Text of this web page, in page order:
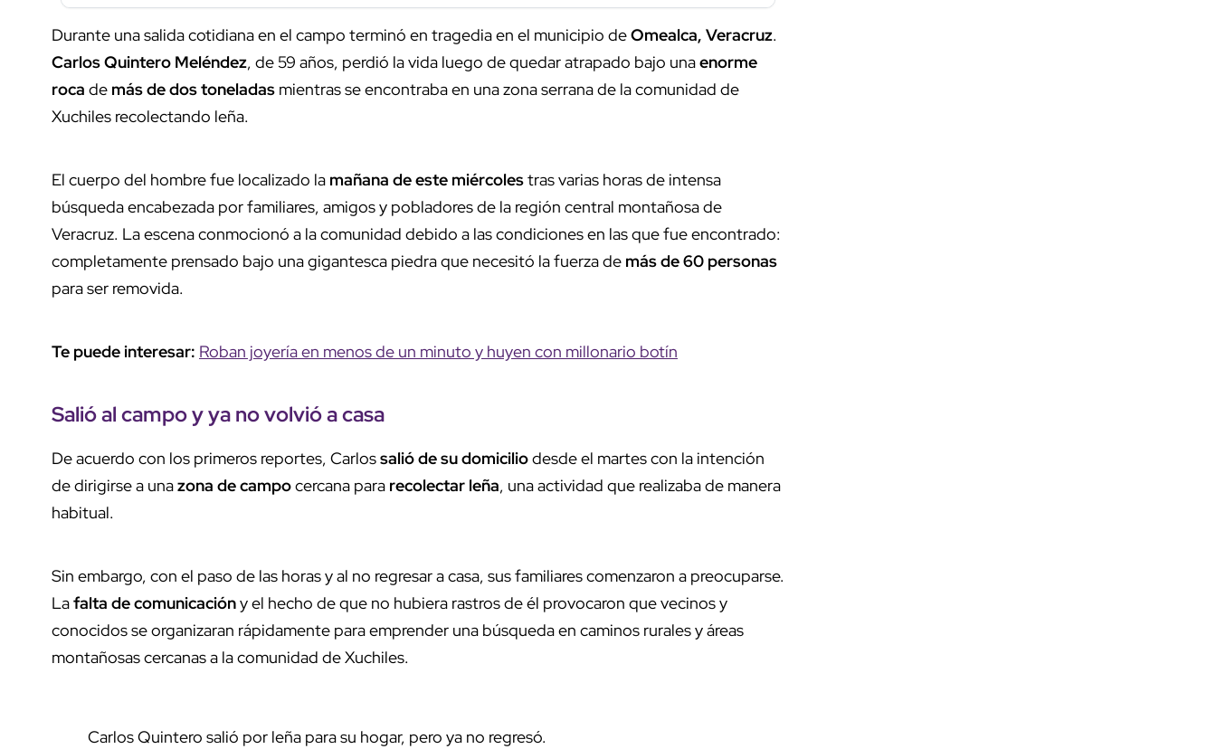
Durante una salida cotidiana en el campo terminó en tragedia en el municipio deOmealca, Veracruz.
Carlos Quintero Meléndez, de 59 años, perdió la vida luego de quedar atrapado bajo unaenorme
roca de más de dos toneladas mientras se encontraba en una zona serrana de la comunidad de
Xuchiles recolectando leña.
El cuerpo del hombre fue localizado la mañana de este miércolestras varias horas de intensa
búsqueda encabezada por familiares, amigos y pobladores de la región central montañosa de
Veracruz. La escena conmocionó a la comunidad debido a las condiciones en las que fue encontrado:
completamente prensado bajo una gigantesca piedra que necesitó la fuerza de más de 60 personas
para ser removida.
Te puede interesar: Roban joyería en menos de un minuto y huyen con millonario botín
Salió al campoyya no volvióa casa
De acuerdo con los primeros reportes, Carlossalió de su domiciliodesde el martes con la intención
de dirigirse a unazona de campocercana para recolectar leña, una actividad que realizaba de manera
habitual.
Sin embargo, con el paso de las horas y al no regresar a casa, sus familiares comenzaron a preocuparse.
Lafalta de comunicacióny el hecho de que no hubiera rastros de él provocaron que vecinos y
conocidos se organizaran rápidamente para emprender una búsqueda en caminos rurales y áreas
montañosas cercanas a la comunidad de Xuchiles.
Carlos Quintero salió por leña para su hogar, pero ya no regresó.